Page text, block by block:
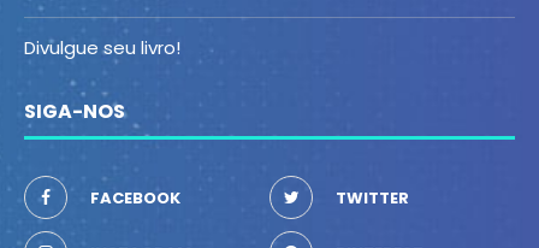
Divulgue seu livro!
SIGA-NOS
FACEBOOK TWITTER